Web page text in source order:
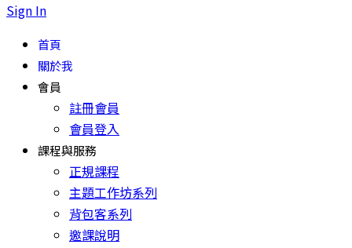
Sign In
首頁
關於我
會員
註冊會員
會員登入
課程與服務
正規課程
主題工作坊系列
背包客系列
邀課說明